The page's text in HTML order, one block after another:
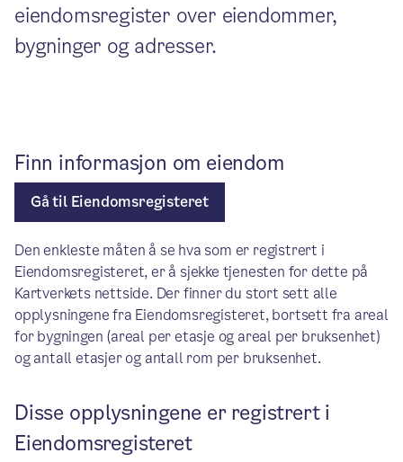
eiendomsregister over eiendommer,
bygninger og adresser.
Finn informasjon om eiendom
Gå til Eiendomsregisteret
Den enkleste måten å se hva som er registrert i
Eiendomsregisteret, er å sjekke tjenesten for dette på
Kartverkets nettside. Der finner du stort sett alle
opplysningene fra Eiendomsregisteret, bortsett fra areal
for bygningen (areal per etasje og areal per bruksenhet)
og antall etasjer og antall rom per bruksenhet.
Disse opplysningene er registrert i
Eiendomsregisteret